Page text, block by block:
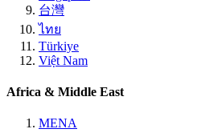
台灣
ไทย
Türkiye
Việt Nam
Africa & Middle East
MENA